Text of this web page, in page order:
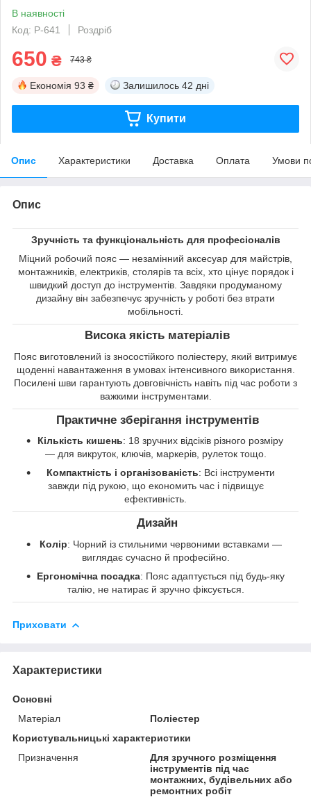
В наявності
Код: P-641
Роздріб
650 ₴ 743 ₴
Економія 93 ₴ Залишилось 42 дні
Купити
Опис Характеристики Доставка Оплата Умови
Опис
Зручність та функціональність для професіоналів
Міцний робочий пояс — незамінний аксесуар для майстрів,
монтажників, електриків, столярів та всіх, хто цінує порядок і
швидкий доступ до інструментів. Завдяки продуманому
дизайну він забезпечує зручність у роботі без втрати
мобільності.
Висока якість матеріалів
Пояс виготовлений із зносостійкого поліестеру, який витримує
щоденні навантаження в умовах інтенсивного використання.
Посилені шви гарантують довговічність навіть під час роботи з
важкими інструментами.
Практичне зберігання інструментів
Кількість кишень: 18 зручних відсіків різного розміру
— для викруток, ключів, маркерів, рулеток тощо.
Компактність і організованість: Всі інструменти
завжди під рукою, що економить час і підвищує
ефективність.
Дизайн
Колір: Чорний із стильними червоними вставками —
виглядає сучасно й професійно.
Ергономічна посадка: Пояс адаптується під будь-яку
талію, не натирає й зручно фіксується.
Приховати
Характеристики
Основні
Матеріал
Поліестер
Користувальницькі характеристики
Призначення
Для зручного розміщення
інструментів під час
монтажних, будівельних або
ремонтних робіт